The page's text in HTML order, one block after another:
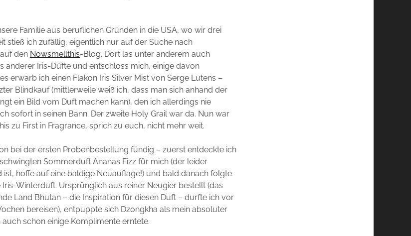
Familie aus beruflichen Gründen in die USA, wo wir drei
stieß ich zufällig, eigentlich nur auf der Suche nach
den Nowsmellthis-Blog. Dort las unter anderem auch
anderer Iris-Düfte und entschloss mich, einige davon
erwarb ich einen Flakon Iris Silver Mist von Serge Lutens –
Blindkauf (mittlerweile weiß ich, dass man sich anhand der
ein Bild vom Duft machen kann), den ich allerdings nie
sofort in seinen Bann. Der zweite Holy Grail war da. Nun war
zu First in Fragrance, sprich zu euch, nicht mehr weit.
bei der ersten Probenbestellung fündig – zuerst entdeckte ich
Sommerduft Ananas Fizz für mich (der leider
hoffe auf eine baldige Neuauflage!) und bald danach folgte
Iris-Winterduft. Ursprünglich aus reiner Neugier bestellt (das
Land Bhutan – die Inspiration für diesen Duft – durfte ich vor
bereisen), entpuppte sich Dzongkha als mein absoluter
schon einige Komplimente erntete.